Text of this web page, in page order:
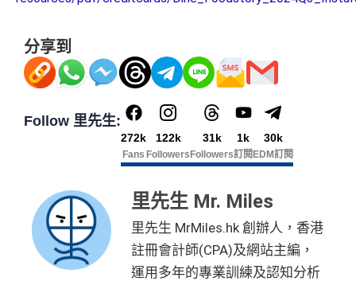
分享到
Follow 里先生:
272k
Fans
122k
Followers
31k
Followers
1k
訂閱
30k
EDM訂閱
里先生 Mr. Miles
里先生 MrMiles.hk 創辦人，香港
註冊會計師(CPA)及網站主編，
運用多年的專業訓練及認知分析